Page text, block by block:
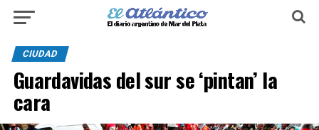
CIUDAD
Guardavidas del sur se ‘pintan’ la
cara